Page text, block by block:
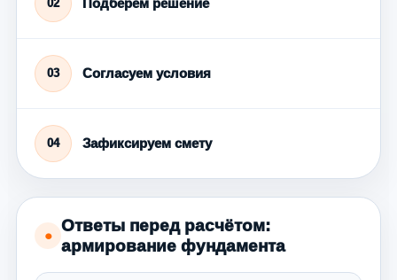
02 Подберём решение
03 Согласуем условия
04 Зафиксируем смету
●
Ответы перед расчётом:
армирование фундамента